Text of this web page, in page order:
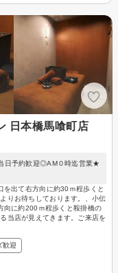
日本橋馬喰町店
日予約歓迎◎AM０時迄営業★
出て右方向に約30ｍ程歩くと
りお待ちしております。、小伝
向に約200ｍ程歩くと鞍掛橋の
当店が見えてきます。ご来店を
歓迎